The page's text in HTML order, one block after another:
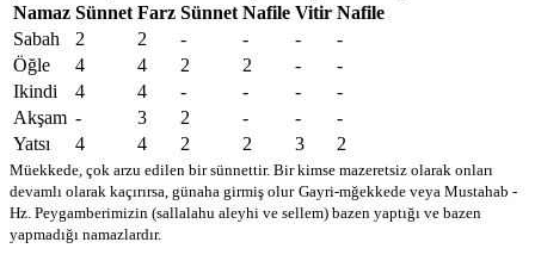
Namaz Sünnet Farz Sünnet Nafile Vitir Nafile
Sabah
2 2 - - -
-
Öğle
4 4 2 2 -
-
Ikindi
4 4 - - -
-
Akşam - 3 2 - -
-
Yatsı
4 4 2 2 3 2
Müekkede, çok arzu edilen bir sünnettir. Bir kimse mazeretsiz olarak onları
devamlı olarak kaçırırsa, günaha girmiş olur Gayri-mğekkede veya Mustahab -
Hz. Peygamberimizin (sallalahu aleyhi ve sellem) bazen yaptığı ve bazen
yapmadığı namazlardır.